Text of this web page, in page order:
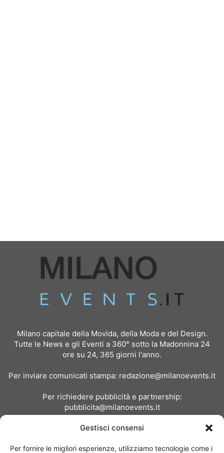
Gestisci consensi
Per fornire le migliori esperienze, utilizziamo tecnologie come i
Milano capitale della Movida, della Moda e del Design.
Tutte le News e gli Eventi a 360° sotto la Madonnina 24
ore su 24, 365 giorni l'anno.
Per inviare comunicati stampa: redazione@milanoevents.it
Per richiedere pubblicità e partnership:
pubblicita@milanoevents.it